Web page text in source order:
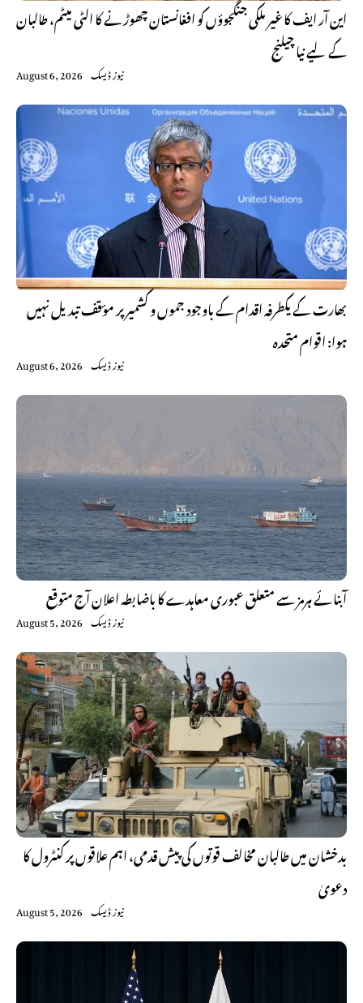
این آر ایف کا غیر ملکی جنگجوؤں کو افغانستان چھوڑنے کا الٹی میٹم، طالبان
کے لیے نیا چیلنج
August 6, 2026 نیوز ڈیسک
بھارت کے یکطرفہ اقدام کے باوجود جموں و کشمیر پر مؤقف تبدیل نہیں
ہوا: اقوام متحدہ
August 6, 2026 نیوز ڈیسک
آبنائے ہرمز سے متعلق عبوری معاہدے کا باضابطہ اعلان آج متوقع
August 5, 2026 نیوز ڈیسک
بدخشان میں طالبان مخالف قوتوں کی پیش قدمی، اہم علاقوں پر کنٹرول کا
دعویٰ
August 5, 2026 نیوز ڈیسک